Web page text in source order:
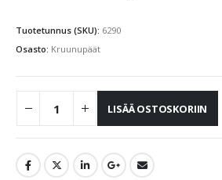
Tuotetunnus (SKU): 6290
Osasto: Kruunupäät
LISÄÄ OSTOSKORIIN